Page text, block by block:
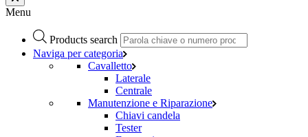
Menu
Products search
Naviga per categoria
Cavalletto
Laterale
Centrale
Manutenzione e Riparazione
Chiavi candela
Tester